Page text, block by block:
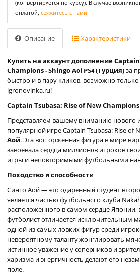
(конвертируется по курсу). В случае
оплатой, свяжитесь с нами.
Описание Характеристики
Купить на аккаунт дополнение
Champions - Shingo Aoi PS4 (Турция)за
быстро и в пару кликов, возможно
igronovinka.ru!
Captain Tsubasa: Rise of New
Представляем вашему вниманию нового
популярной игре Captain Tsubasa: Rise of
Аой. Эта восторженная фигура в мире
завоевала сердца миллионов игроков
игры и неповторимыми футбольными
Походство и способности
Синго Аой — это одаренный студент
является частью футбольного клуба
расположенного в самом сердце Японии,
футболист отличается исключительным
одной из самых ловких фигур среди
невероятному таланту жонглировать
истинное уважение у соперников и
харизма и энергичность делают его
поле.